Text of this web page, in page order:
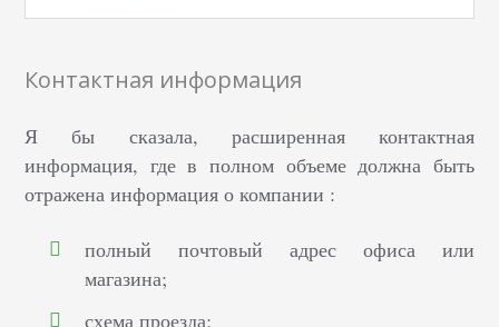
Контактная информация
Я бы сказала, расширенная контактная
информация, где в полном объеме должна быть
отражена информация о компании :
полный почтовый адрес офиса или
магазина;
схема проезда;